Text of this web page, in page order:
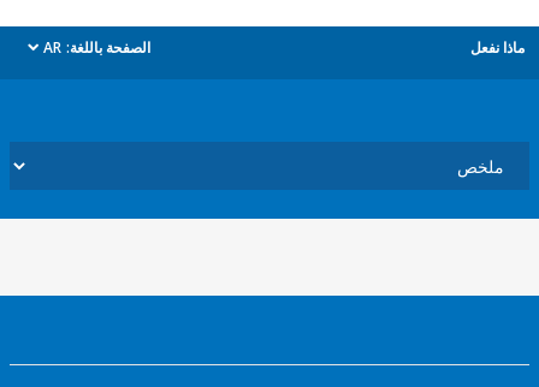
الصفحة باللغة: AR
dropdown